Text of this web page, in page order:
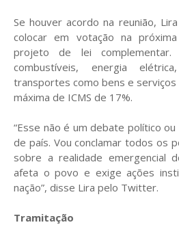
Se houver acordo na reunião,
colocar em votação na
projeto de lei complementar.
combustíveis, energia
transportes como bens e serviços
máxima de ICMS de 17%.
“Esse não é um debate político
de país. Vou conclamar todos os
sobre a realidade emergencial
afeta o povo e exige ações
nação”, disse Lira pelo Twitter.
Tramitação